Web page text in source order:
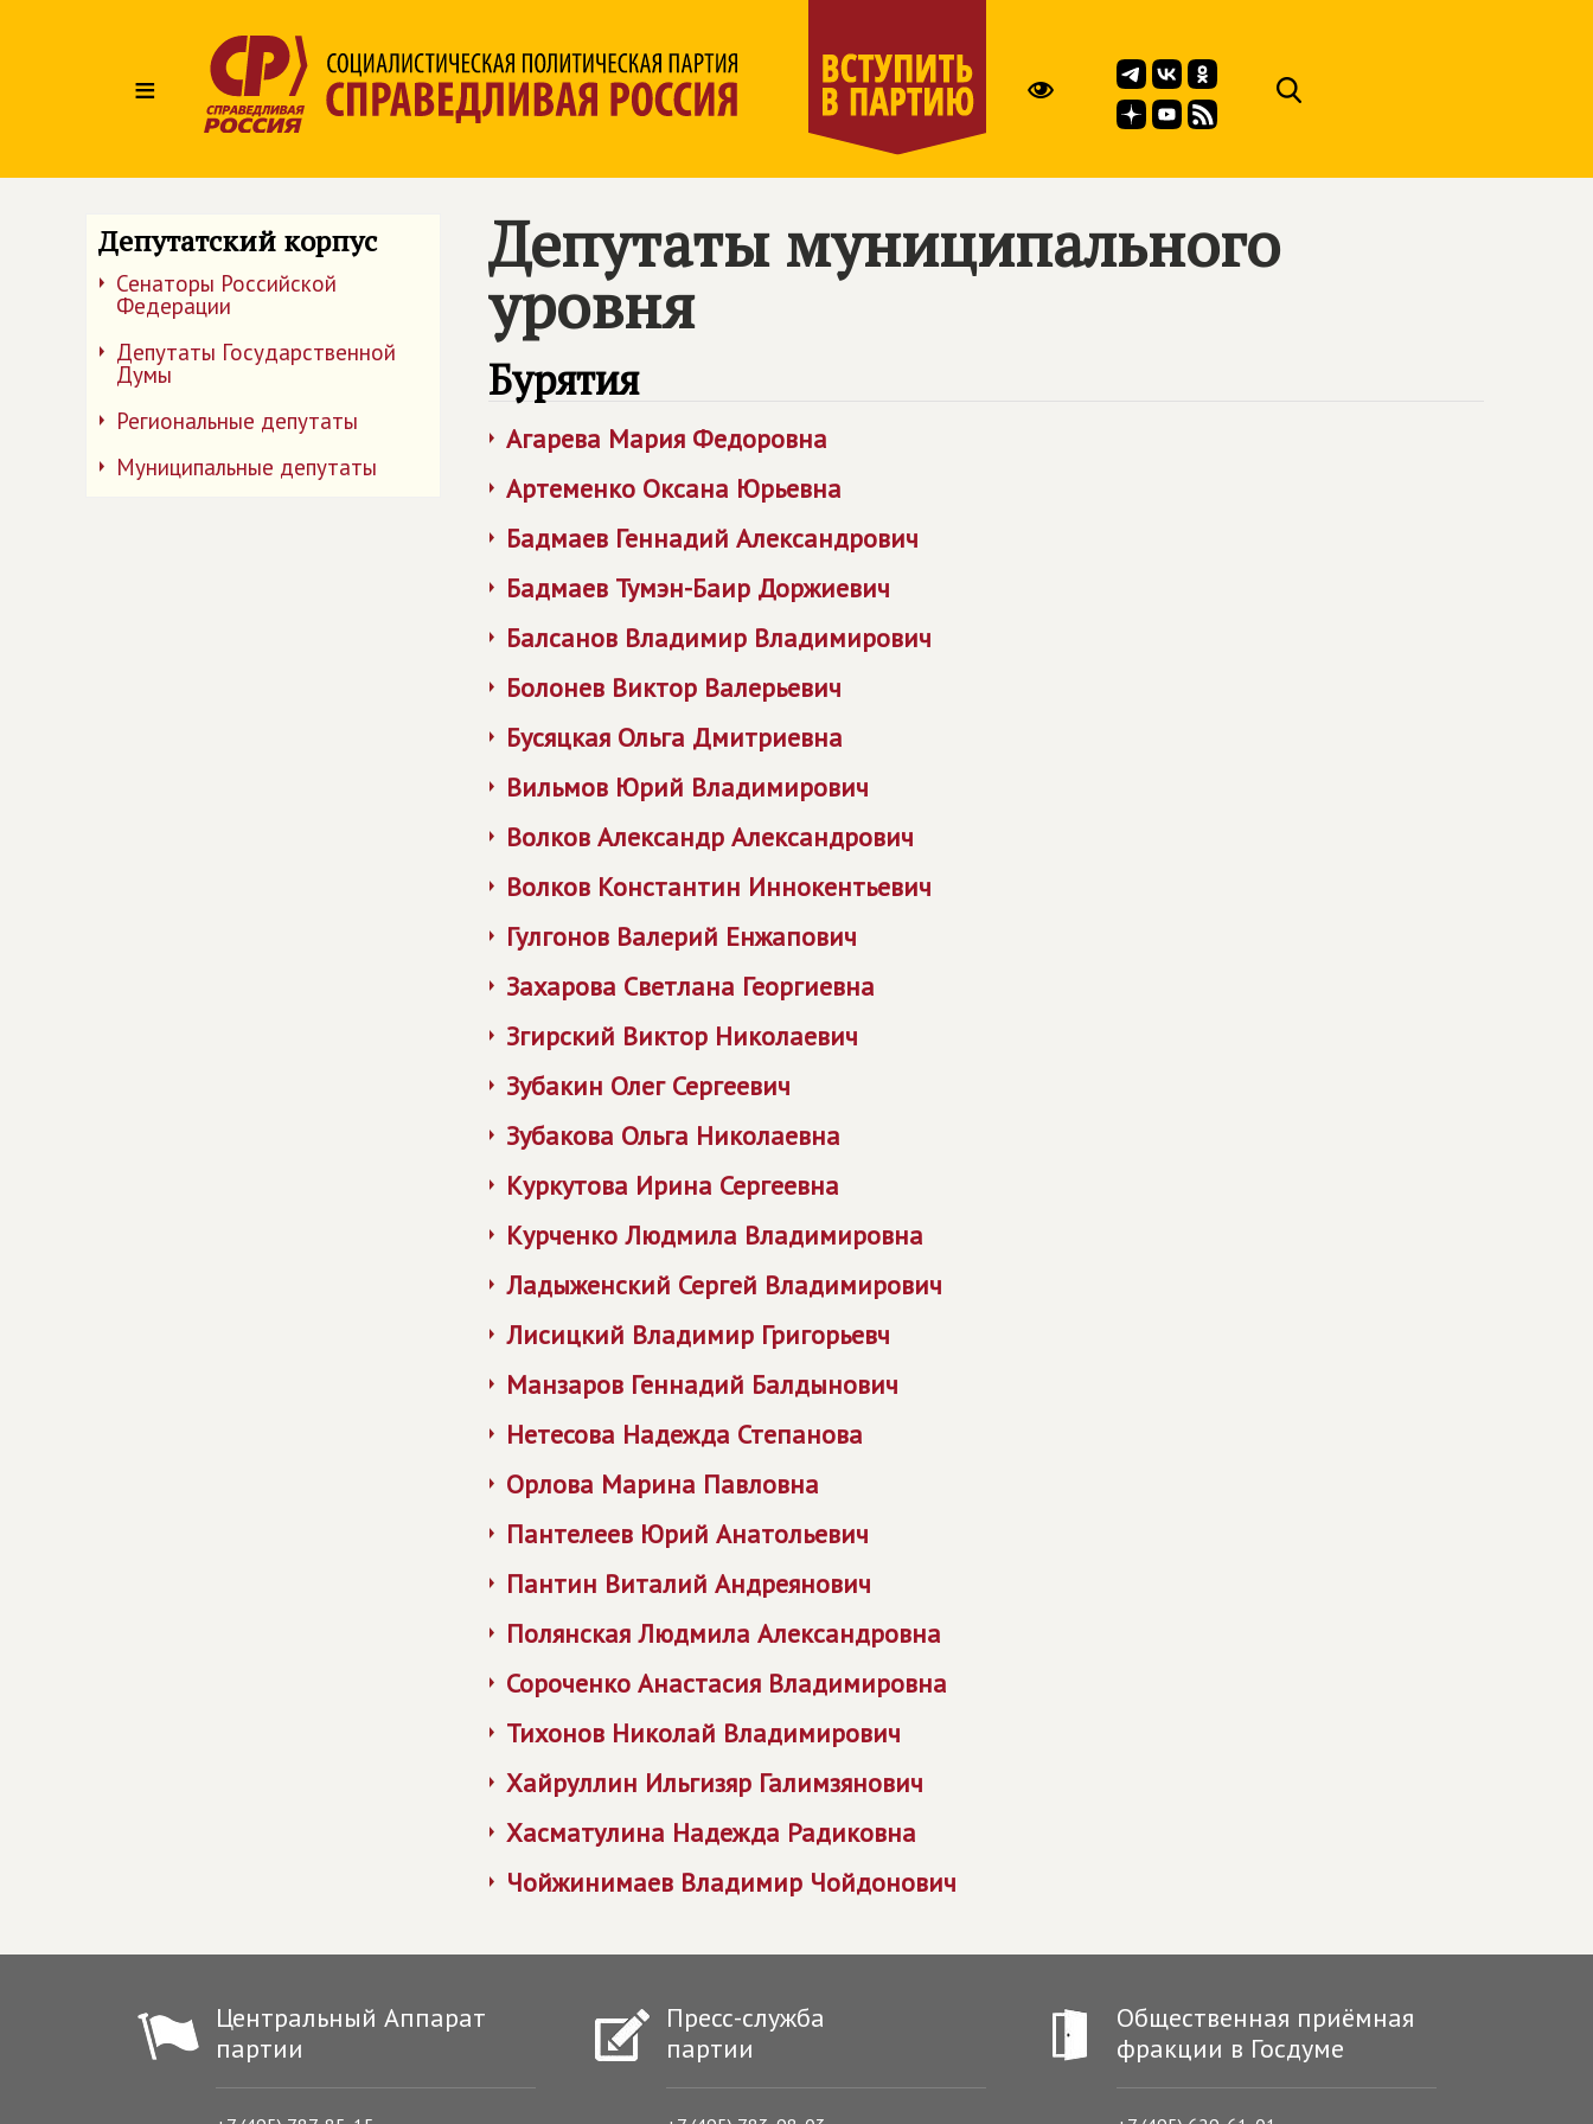
≡
Депутатский корпус
Сенаторы Российской
Федерации
Депутаты Государственной
Думы
Региональные депутаты
Муниципальные депутаты
Депутаты муниципального
уровня
Бурятия
Агарева Мария Федоровна
Артеменко Оксана Юрьевна
Бадмаев Геннадий Александрович
Бадмаев Тумэн-Баир Доржиевич
Балсанов Владимир Владимирович
Болонев Виктор Валерьевич
Бусяцкая Ольга Дмитриевна
Вильмов Юрий Владимирович
Волков Александр Александрович
Волков Константин Иннокентьевич
Гулгонов Валерий Енжапович
Захарова Светлана Георгиевна
Згирский Виктор Николаевич
Зубакин Олег Сергеевич
Зубакова Ольга Николаевна
Куркутова Ирина Сергеевна
Курченко Людмила Владимировна
Ладыженский Сергей Владимирович
Лисицкий Владимир Григорьевч
Манзаров Геннадий Балдынович
Нетесова Надежда Степанова
Орлова Марина Павловна
Пантелеев Юрий Анатольевич
Пантин Виталий Андреянович
Полянская Людмила Александровна
Сороченко Анастасия Владимировна
Тихонов Николай Владимирович
Хайруллин Ильгизяр Галимзянович
Хасматулина Надежда Радиковна
Чойжинимаев Владимир Чойдонович
Центральный Аппарат
партии
Пресс-служба
партии
Общественная приёмная
фракции в Госдуме